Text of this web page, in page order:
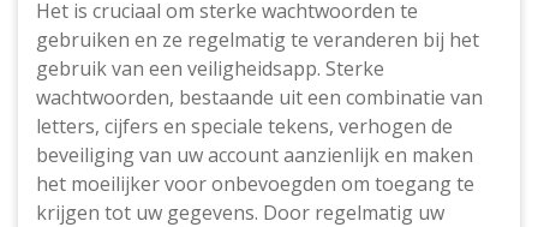
Het is cruciaal om sterke wachtwoorden te
gebruiken en ze regelmatig te veranderen bij het
gebruik van een veiligheidsapp. Sterke
wachtwoorden, bestaande uit een combinatie van
letters, cijfers en speciale tekens, verhogen de
beveiliging van uw account aanzienlijk en maken
het moeilijker voor onbevoegden om toegang te
krijgen tot uw gegevens. Door regelmatig uw